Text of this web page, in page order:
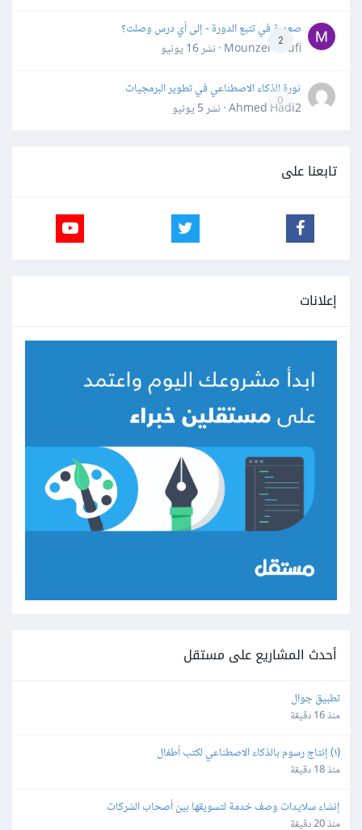
2
صعوبة في تتبع الدورة - إلى أي درس وصلت؟
Mounzer Soufi · نشر
16 يونيو
0
ثورة الذكاء الاصطناعي في تطوير البرمجيات
Ahmed Hadi2 · نشر
5 يونيو
تابعنا على
إعلانات
أحدث المشاريع على مستقل
تطبيق جوال
منذ 16 دقيقة
(١) إنتاج رسوم بالذكاء الاصطناعي لكتب أطفال
منذ 18 دقيقة
إنشاء سلايدات وصف خدمة لتسويقها بين أصحاب الشركات
منذ 20 دقيقة